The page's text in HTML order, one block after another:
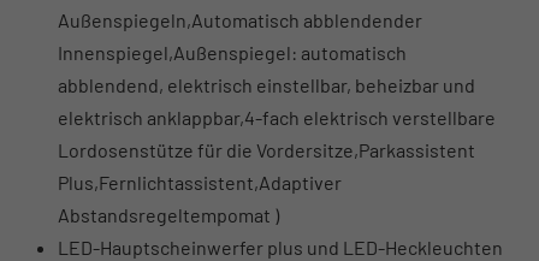
Außenspiegeln,Automatisch abblendender
Innenspiegel,Außenspiegel: automatisch
abblendend, elektrisch einstellbar, beheizbar und
elektrisch anklappbar,4-fach elektrisch verstellbare
Lordosenstütze für die Vordersitze,Parkassistent
Plus,Fernlichtassistent,Adaptiver
Abstandsregeltempomat )
LED-Hauptscheinwerfer plus und LED-Heckleuchten